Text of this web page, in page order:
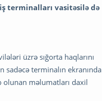
terminalları vasitəsilə də
üzrə sığorta haqlarını
sadəcə terminalın ekranında
olunan məlumatları daxil